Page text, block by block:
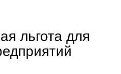
льгота для